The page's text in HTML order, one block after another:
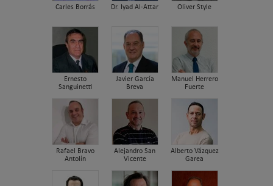
Carles Borrás Dr. Iyad Al-Attar Oliver Style
Ernesto
Sanguinetti
Javier García
Breva
Manuel Herrero
Fuerte
Rafael Bravo
Antolín
Alejandro San
Vicente
Alberto Vázquez
Garea